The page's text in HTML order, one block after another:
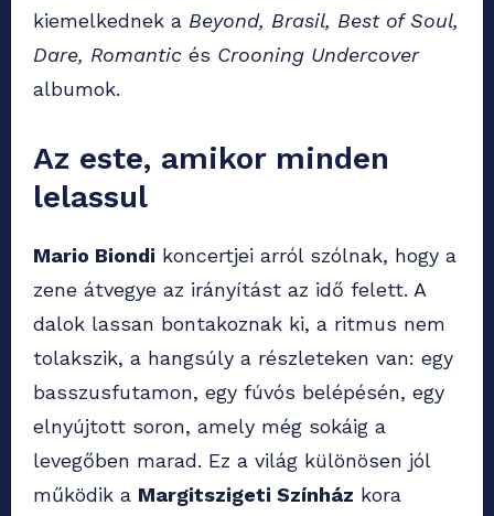
kiemelkednek a Beyond, Brasil, Best of Soul,
Dare, Romantic és Crooning Undercover
albumok.
Az este, amikor minden
lelassul
Mario Biondi koncertjei arról szólnak, hogy a
zene átvegye az irányítást az idő felett. A
dalok lassan bontakoznak ki, a ritmus nem
tolakszik, a hangsúly a részleteken van: egy
basszusfutamon, egy fúvós belépésén, egy
elnyújtott soron, amely még sokáig a
levegőben marad. Ez a világ különösen jól
működik a Margitszigeti Színház kora